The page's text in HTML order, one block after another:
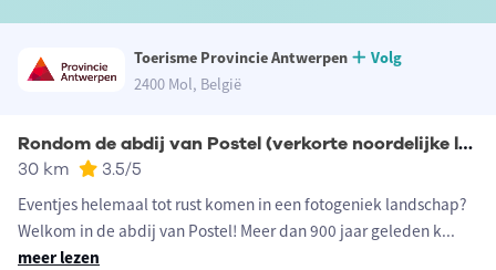
Toerisme Provincie Antwerpen
Volg
2400 Mol, België
Rondom de abdij van Postel (verkorte noordelijke lus)
30 km 3.5/5
Eventjes helemaal tot rust komen in een fotogeniek landschap?
Welkom in de abdij van Postel! Meer dan 900 jaar geleden k...
meer lezen